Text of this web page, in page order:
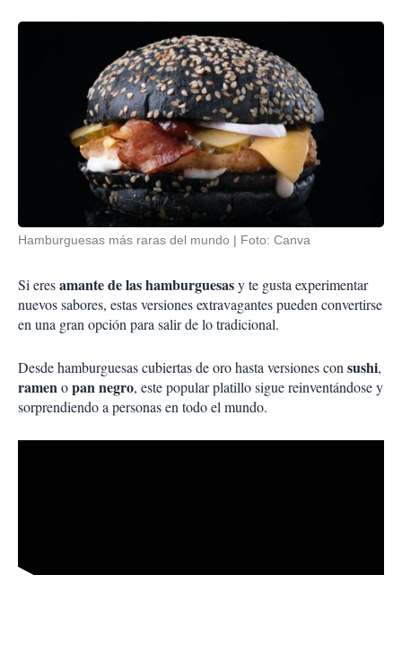
Hamburguesas más raras del mundo Foto: Canva
Si eresamante de las hamburguesasy te gusta experimentar
nuevos sabores, estas versiones extravagantes pueden convertirse
en una gran opción para salir de lo tradicional.
Desde hamburguesas cubiertas de oro hasta versiones consushi,
ramenopan negro, este popular platillo sigue reinventándose y
sorprendiendo a personas en todo el mundo.